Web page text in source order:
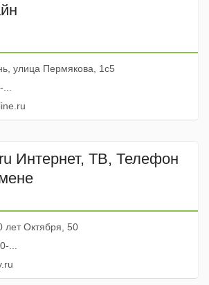
улица Пермякова, 1с5
Интернет, ТВ, Телефон
лет Октября, 50
...